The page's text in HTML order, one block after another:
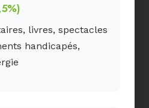
livres, spectacles
handicapés,